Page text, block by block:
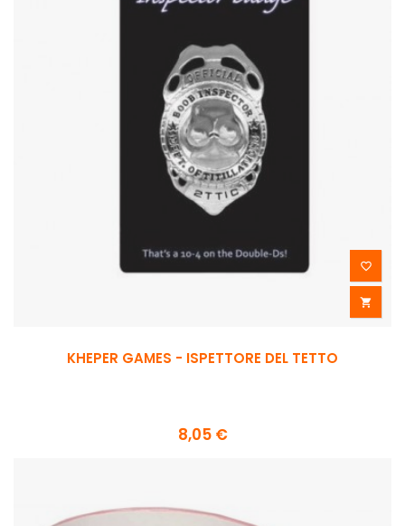


KHEPER GAMES - ISPETTORE DEL TETTO
8,05 €